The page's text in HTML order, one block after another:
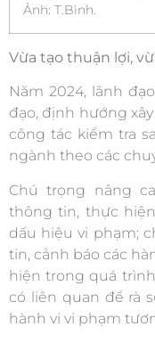
Ảnh: T.Bình.
Vừa tạo thuận lợi,
Năm 2024, lãnh
đạo, định hướng
công tác kiểm tra
ngành theo các
Chú trọng nâng
thông tin, thực
dấu hiệu vi phạm;
tin, cảnh báo các
hiện trong quá
có liên quan để rà
hành vi vi phạm